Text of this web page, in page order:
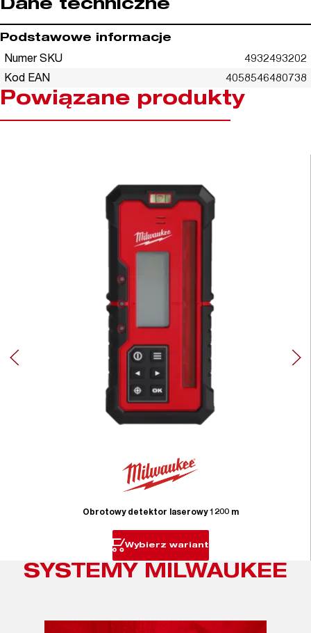
Dane techniczne
Podstawowe informacje
Numer SKU
4932493202
Kod EAN
4058546480738
Powiązane produkty
Obrotowy detektor laserowy 1200 m
Wybierz wariant
SYSTEMY MILWAUKEE